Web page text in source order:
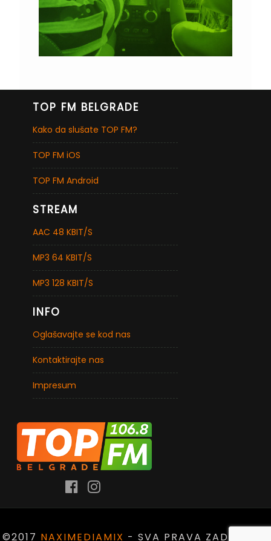
TOP FM BELGRADE
Kako da slušate TOP FM?
TOP FM iOS
TOP FM Android
STREAM
AAC 48 KBIT/S
MP3 64 KBIT/S
MP3 128 KBIT/S
INFO
Oglašavajte se kod nas
Kontaktirajte nas
Impresum
©2017 NAXIMEDIAMIX - SVA PRAVA ZADRŽANA.